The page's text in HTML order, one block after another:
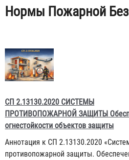
Нормы Пожарной
СП 2.13130.2020 СИСТЕМЫ
ПРОТИВОПОЖАРНОЙ ЗАЩИТЫ
огнестойкости объектов защиты
Аннотация к СП 2.13130.2020
противопожарной защиты.